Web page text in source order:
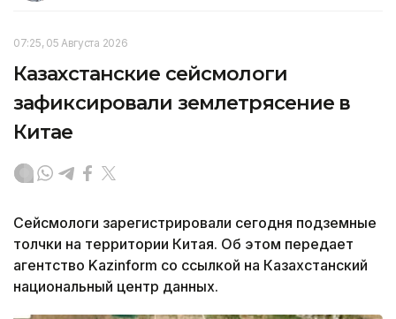
07:25, 05 Августа 2026
Казахстанские сейсмологи
зафиксировали землетрясение в
Китае
Сейсмологи зарегистрировали сегодня подземные
толчки на территории Китая. Об этом передает
агентство Kazinform со ссылкой на Казахстанский
национальный центр данных.